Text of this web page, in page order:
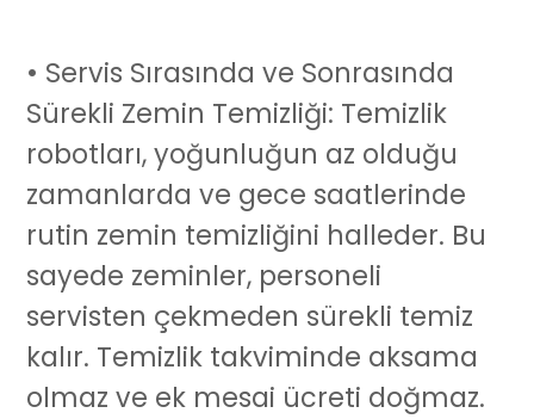
• Servis Sırasında ve Sonrasında
Sürekli Zemin Temizliği: Temizlik
robotları, yoğunluğun az olduğu
zamanlarda ve gece saatlerinde
rutin zemin temizliğini halleder. Bu
sayede zeminler, personeli
servisten çekmeden sürekli temiz
kalır. Temizlik takviminde aksama
olmaz ve ek mesai ücreti doğmaz.